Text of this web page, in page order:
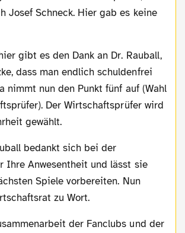
Josef Schneck. Hier gab es keine
gibt es den Dank an Dr. Rauball,
dass man endlich schuldenfrei
nimmt nun den Punkt fünf auf (Wahl
Der Wirtschaftsprüfer wird
gewählt.
bedankt sich bei der
Ihre Anwesentheit und lässt sie
Spiele vorbereiten. Nun
zu Wort.
der Fanclubs und der